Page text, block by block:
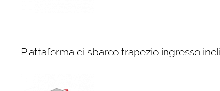
Piattaforma di sbarco trapezio ingresso